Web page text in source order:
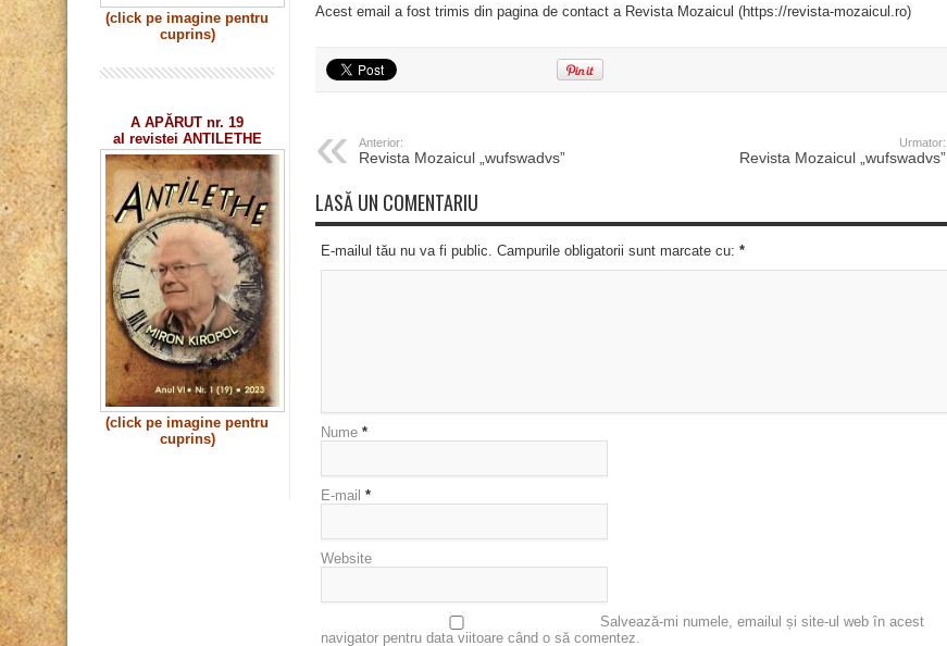
Acest email a fost trimis din pagina de contact a Revista Mozaicul (https://revista-mozaicul.ro)
Anterior:
Revista Mozaicul „wufswadvs”
Urmator:
Revista Mozaicul „wufswadvs”
LASĂ UN COMENTARIU
E-mailul tău nu va fi public. Campurile obligatorii sunt marcate cu: *
Nume *
E-mail *
Website
Salvează-mi numele, emailul și site-ul web în acest
navigator pentru data viitoare când o să comentez.
(click pe imagine pentru
cuprins)
A APĂRUT nr. 19
al revistei ANTILETHE
(click pe imagine pentru
cuprins)